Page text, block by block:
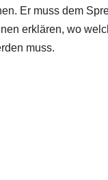
Er muss dem
erklären, wo
muss.